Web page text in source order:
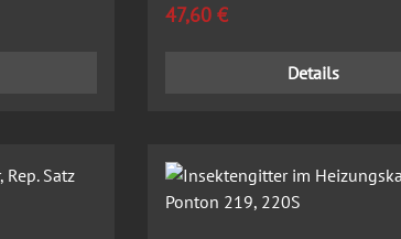
Regulärer Preis:
47,60 €
Details